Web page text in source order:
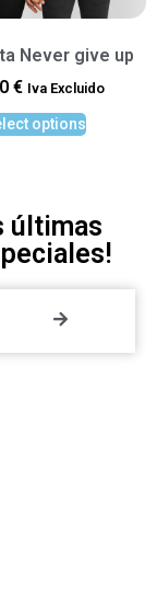
Never give up
€ Iva Excluido
options
últimas